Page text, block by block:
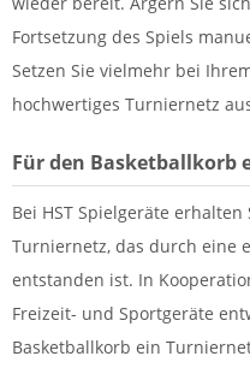
Fortsetzung des Spiels
Setzen Sie vielmehr bei
hochwertiges Turniernetz
Für den Basketballkorb
Bei HST Spielgeräte
Turniernetz, das durch eine
entstanden ist. In
Freizeit- und Sportgeräte
Basketballkorb ein